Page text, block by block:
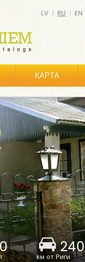
LV | RU | EN
КАРТА
240
kм от Риги